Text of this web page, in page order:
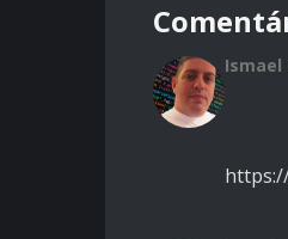
Ismael